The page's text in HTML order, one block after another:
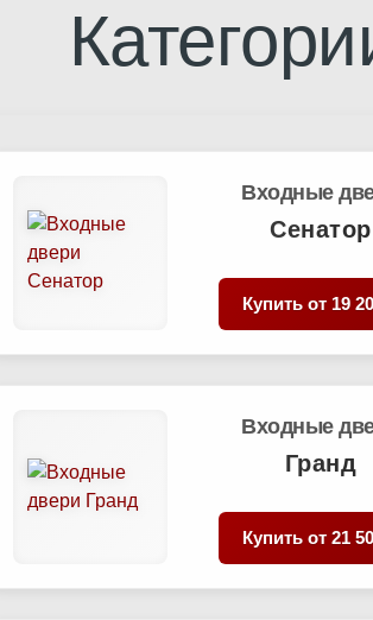
Входные
Сенатор
Купить от 19
Входные
Гранд
Купить от 21